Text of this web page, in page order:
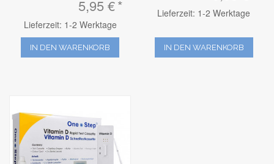
5,95 €
Lieferzeit: 1-2 Werktage
IN DEN WARENKORB
Lieferzeit: 1-2 Werktage
IN DEN WARENKORB